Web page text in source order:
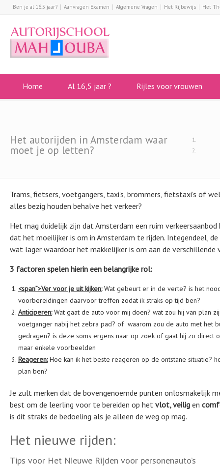
Ben je al 16.5 jaar? Aanvragen Examen Algemene Vragen Het Rijbewijs Het
Home Al 16,5 jaar ? Rijles voor vrouwen
Het autorijden in Amsterdam waar
moet je op letten?
Trams, fietsers, voetgangers, taxi’s, brommers, fietstaxi’s of
alles bezig houden behalve het verkeer?
Het mag duidelijk zijn dat Amsterdam een ruim
dat het moeilijker is om in Amsterdam te rijden. Integendeel,
wat lager waardoor het makkelijker is om aan de verschillende
3 factoren spelen hierin een belangrijke rol:
<span”>Ver voor je uit kijken:Wat gebeurt er in de verte? is het
voorbereidingen daarvoor treffen zodat ik straks op tijd ben?
Anticiperen:Wat gaat de auto voor mij doen? wat zou hij van plan
voetganger nabij het zebra pad? of waarom zou de auto met het
gedragen? is deze soms ergens naar op zoek of gaat hij zo
maar enkele voorbeelden
Reageren:Hoe kan ik het beste reageren op de ontstane situatie?
plan ben?
Je zult merken dat de bovengenoemde punten onlosmakelijk
best om de leerling voor te bereiden op het vlot, veilig en
is dit straks de bedoeling als je alleen de weg op mag.
Het nieuwe rijden:
Tips voor Het Nieuwe Rijden voor personenauto’s